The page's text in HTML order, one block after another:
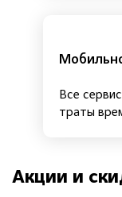
Все
траты
Акции и